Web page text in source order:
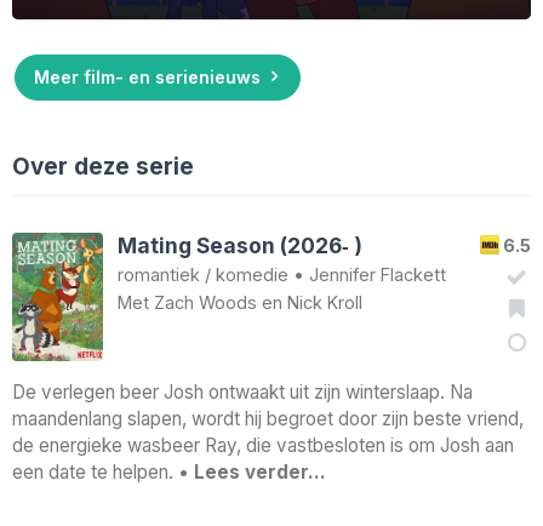
Meer film- en serienieuws
Over deze serie
6.5
Mating Season (2026‑ )
romantiek / komedie • Jennifer Flackett
Met Zach Woods en Nick Kroll
De verlegen beer Josh ontwaakt uit zijn winterslaap. Na
maandenlang slapen, wordt hij begroet door zijn beste vriend,
de energieke wasbeer Ray, die vastbesloten is om Josh aan
een date te helpen. • Lees verder…